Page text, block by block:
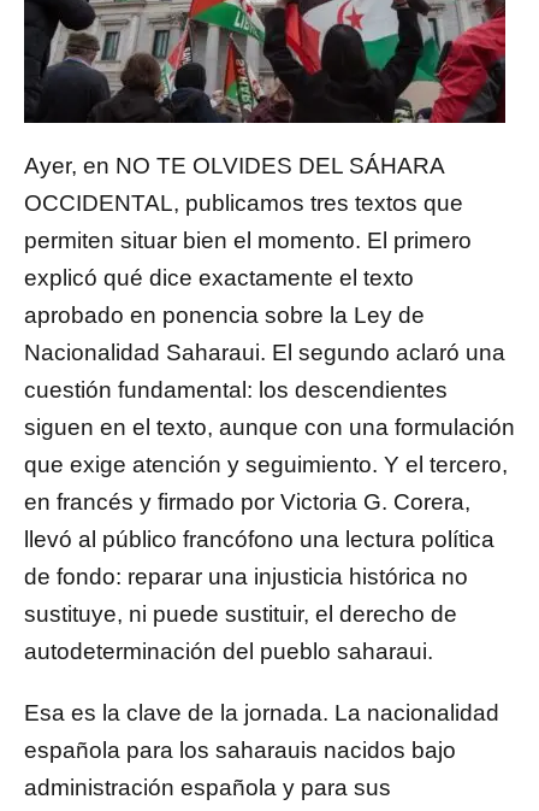
Ayer, en NO TE OLVIDES DEL SÁHARA
OCCIDENTAL, publicamos tres textos que
permiten situar bien el momento. El primero
explicó qué dice exactamente el texto
aprobado en ponencia sobre la Ley de
Nacionalidad Saharaui. El segundo aclaró una
cuestión fundamental: los descendientes
siguen en el texto, aunque con una formulación
que exige atención y seguimiento. Y el tercero,
en francés y firmado por Victoria G. Corera,
llevó al público francófono una lectura política
de fondo: reparar una injusticia histórica no
sustituye, ni puede sustituir, el derecho de
autodeterminación del pueblo saharaui.
Esa es la clave de la jornada. La nacionalidad
española para los saharauis nacidos bajo
administración española y para sus